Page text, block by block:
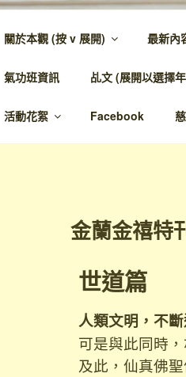
金蘭
金蘭至誠，神
關於本觀 (按 v 展開) 最新內
氣功班資訊 乩文 (展開以選擇
活動花絮 Facebook
金蘭金禧特
世道篇
人類文明，不
可是與此同時
及此，仙真佛